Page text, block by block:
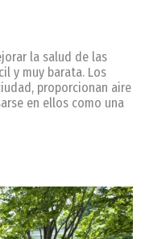
la salud de las
y muy barata. Los
proporcionan aire
en ellos como una